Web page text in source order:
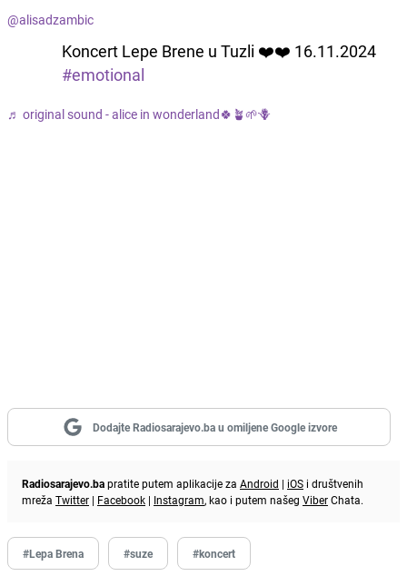
@alisadzambic
Koncert Lepe Brene u Tuzli ❤️❤️ 16.11.2024
#emotional
♬ original sound - alice in wonderland🍀🪴🌱🪻
Dodajte Radiosarajevo.ba u omiljene Google izvore
Radiosarajevo.bapratite putem aplikacije za Android | iOS i društvenih
mreža Twitter | Facebook | Instagram, kao i putem našeg ViberChata.
#Lepa Brena #suze #koncert